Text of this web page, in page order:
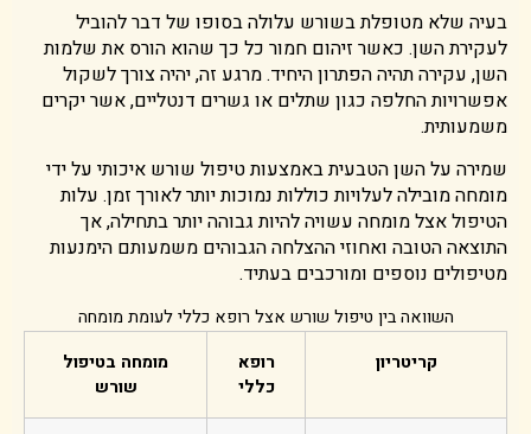
בעיה שלא מטופלת בשורש עלולה בסופו של דבר להוביל
לעקירת השן. כאשר זיהום חמור כל כך שהוא הורס את שלמות
השן, עקירה תהיה הפתרון היחיד. מרגע זה, יהיה צורך לשקול
אפשרויות החלפה כגון שתלים או גשרים דנטליים, אשר יקרים
משמעותית.
שמירה על השן הטבעית באמצעות טיפול שורש איכותי על ידי
מומחה מובילה לעלויות כוללות נמוכות יותר לאורך זמן. עלות
הטיפול אצל מומחה עשויה להיות גבוהה יותר בתחילה, אך
התוצאה הטובה ואחוזי ההצלחה הגבוהים משמעותם הימנעות
מטיפולים נוספים ומורכבים בעתיד.
השוואה בין טיפול שורש אצל רופא כללי לעומת מומחה
קריטריון
רופא
כללי
מומחה בטיפול
שורש